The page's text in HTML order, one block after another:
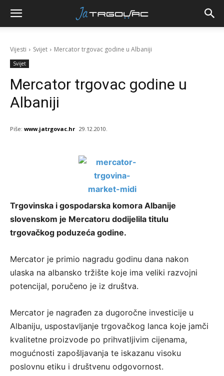
Vijesti Svijet Mercator trgovac godine u Albaniji
Svijet
Mercator trgovac godine u
Albaniji
Piše: www.jatrgovac.hr 29.12.2010.
Trgovinska i gospodarska komora Albanije
slovenskom je Mercatoru dodijelila titulu
trgovačkog poduzeća godine.
Mercator je primio nagradu godinu dana nakon
ulaska na albansko tržište koje ima veliki razvojni
potencijal, poručeno je iz društva.
Mercator je nagrađen za dugoročne investicije u
Albaniju, uspostavljanje trgovačkog lanca koje jamči
kvalitetne proizvode po prihvatljivim cijenama,
mogućnosti zapošljavanja te iskazanu visoku
poslovnu etiku i društvenu odgovornost.